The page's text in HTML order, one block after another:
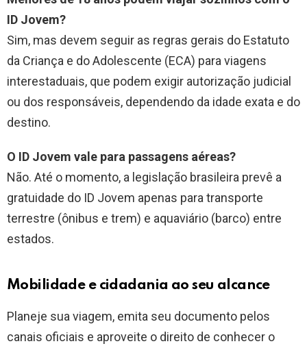
ID Jovem?
Sim, mas devem seguir as regras gerais do Estatuto
da Criança e do Adolescente (ECA) para viagens
interestaduais, que podem exigir autorização judicial
ou dos responsáveis, dependendo da idade exata e do
destino.
O ID Jovem vale para passagens aéreas?
Não. Até o momento, a legislação brasileira prevê a
gratuidade do ID Jovem apenas para transporte
terrestre (ônibus e trem) e aquaviário (barco) entre
estados.
Mobilidade e cidadania ao seu alcance
Planeje sua viagem, emita seu documento pelos
canais oficiais e aproveite o direito de conhecer o